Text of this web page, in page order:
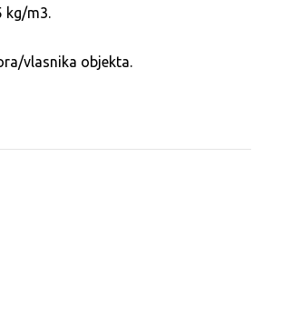
kg/m3.
vlasnika objekta.